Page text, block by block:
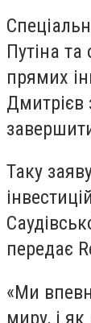
Путіна
прямих
Дмитрієв
Таку
передає
«Ми
миру, і